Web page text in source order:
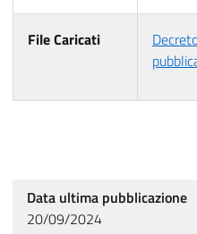
File Caricati
Data ultima pubblicazione
20/09/2024